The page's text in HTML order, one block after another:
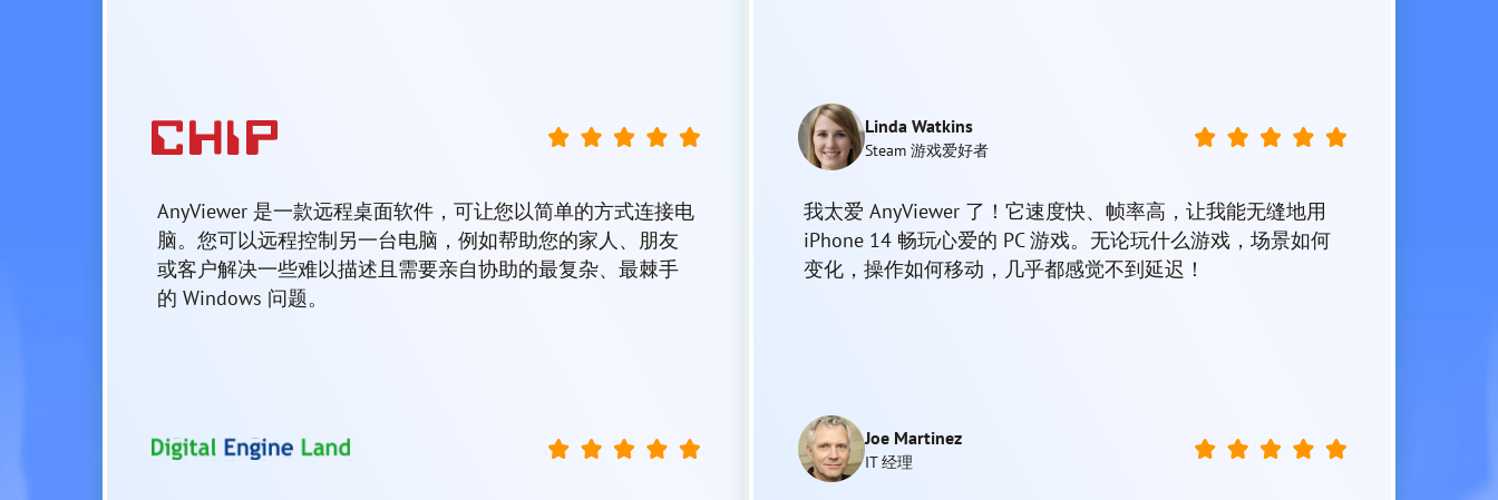
AnyViewer 是一款远程桌面软件，可让您以简单的方式连接电
脑。您可以远程控制另一台电脑，例如帮助您的家人、朋友
或客户解决一些难以描述且需要亲自协助的最复杂、最棘手
的 Windows 问题。
Linda Watkins
Steam 游戏爱好者
我太爱 AnyViewer 了！它速度快、帧率高，让我能无缝地用
iPhone 14 畅玩心爱的 PC 游戏。无论玩什么游戏，场景如何
变化，操作如何移动，几乎都感觉不到延迟！
Joe Martinez
IT 经理